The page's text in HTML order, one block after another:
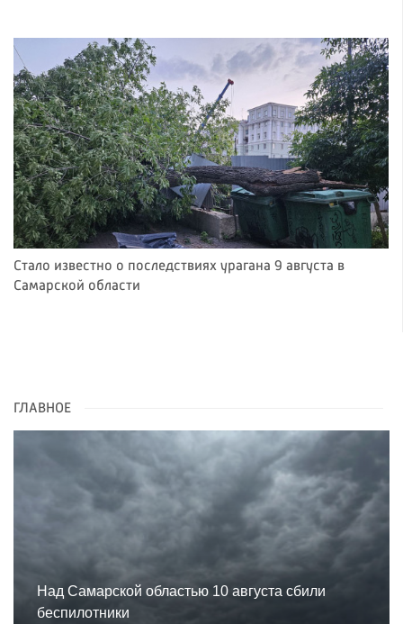
Стало известно о последствиях урагана 9 августа в
Самарской области
ГЛАВНОЕ
Над Самарской областью 10 августа сбили
беспилотники